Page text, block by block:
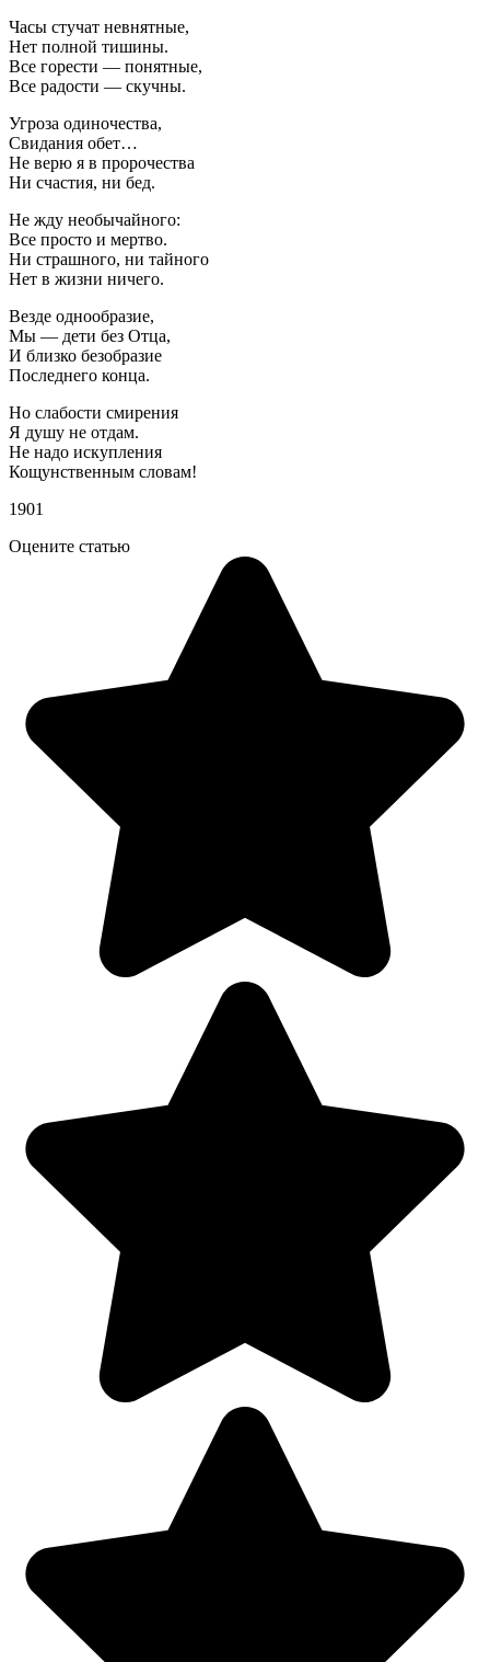
Часы стучат невнятные,
Нет полной тишины.
Все горести — понятные,
Все радости — скучны.
Угроза одиночества,
Свидания обет…
Не верю я в пророчества
Ни счастия, ни бед.
Не жду необычайного:
Все просто и мертво.
Ни страшного, ни тайного
Нет в жизни ничего.
Везде однообразие,
Мы — дети без Отца,
И близко безобразие
Последнего конца.
Но слабости смирения
Я душу не отдам.
Не надо искупления
Кощунственным словам!
1901
Оцените статью